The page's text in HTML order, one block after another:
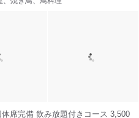
席完備 飲み放題付きコース 3,500